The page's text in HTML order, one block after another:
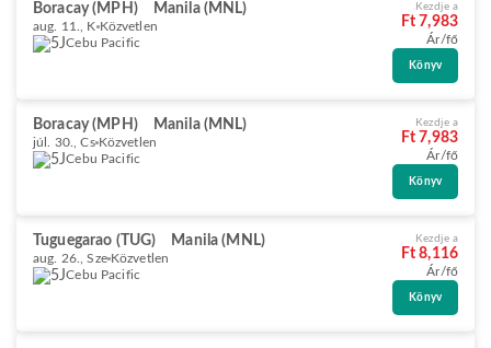
Boracay (MPH) Manila (MNL)
aug. 11., K Közvetlen
Cebu Pacific
Kezdje a
Ft 7,983
Ár/fő
Könyv
Boracay (MPH) Manila (MNL)
júl. 30., Cs Közvetlen
Cebu Pacific
Kezdje a
Ft 7,983
Ár/fő
Könyv
Tuguegarao (TUG) Manila (MNL)
aug. 26., Sze Közvetlen
Cebu Pacific
Kezdje a
Ft 8,116
Ár/fő
Könyv